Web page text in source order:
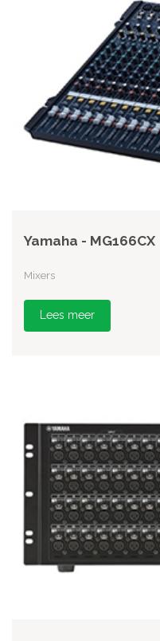
Yamaha - MG166CX
Mixers
Lees meer